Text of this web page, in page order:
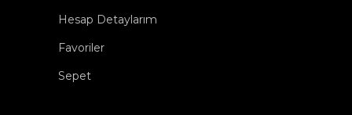
Hesap Detaylarım
Favoriler
Sepet